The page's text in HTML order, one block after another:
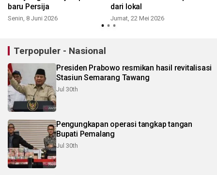
baru Persija
Senin, 8 Juni 2026
dari lokal
Jumat, 22 Mei 2026
Terpopuler - Nasional
Presiden Prabowo resmikan hasil revitalisasi
Stasiun Semarang Tawang
Jul 30th
Pengungkapan operasi tangkap tangan
Bupati Pemalang
Jul 30th